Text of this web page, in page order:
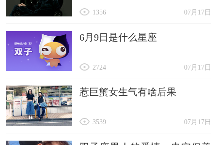
07月17日
1356
6月9日是什么星座
07月17日
2724
惹巨蟹女生气有啥后果
07月17日
3539